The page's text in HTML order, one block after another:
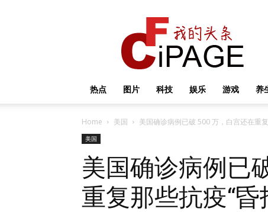
热点 图片 科技 娱乐 游戏 养
Home 美国 美国确诊病例已破 500 万，白宫还在重
美国
美国确诊病例已
重复那些抗疫“昏